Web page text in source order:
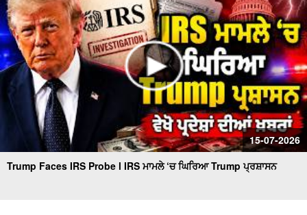
15-07-2026
Trump Faces IRS Probe l IRS ਮਾਮਲੇ ‘ਚ ਘਿਰਿਆ Trump ਪ੍ਰਸ਼ਾਸਨ